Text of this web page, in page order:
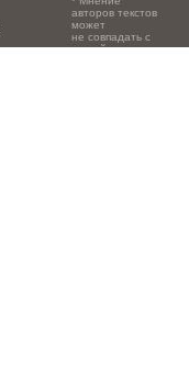
авторов текстов
может
не совпадать с
точкой зрения